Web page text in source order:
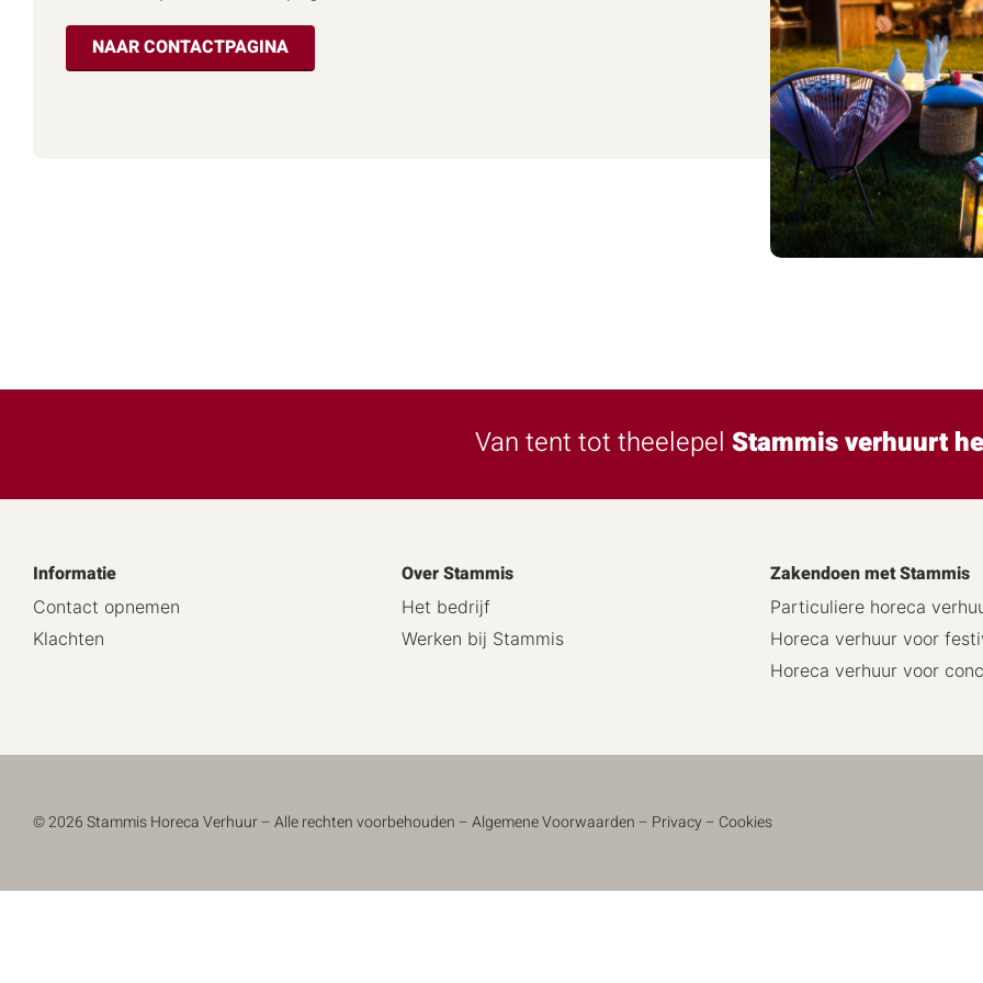
NAAR CONTACTPAGINA
Van tent tot theelepel Stammis verhuurt
Informatie
Contact opnemen
Klachten
Over Stammis
Het bedrijf
Werken bij Stammis
Zakendoen met Stammis
Particuliere horeca
Horeca verhuur voor
Horeca verhuur voor
© 2026 Stammis Horeca Verhuur – Alle rechten voorbehouden –Algemene Voorwaarden– Privacy– Cookies